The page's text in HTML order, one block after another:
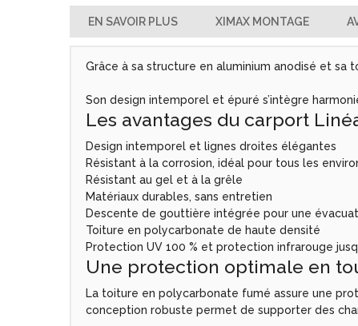
EN SAVOIR PLUS XIMAX MONTAGE
Grâce à sa structure en aluminium anodisé et
Son design intemporel et épuré s’intègre
Les avantages du carport
Design intemporel et lignes droites élégantes
Résistant à la corrosion, idéal pour tous les
Résistant au gel et à la grêle
Matériaux durables, sans entretien
Descente de gouttière intégrée pour une
Toiture en polycarbonate de haute densité
Protection UV 100 % et protection infrarouge
Une protection optimale en
La toiture en polycarbonate fumé assure une
conception robuste permet de supporter des